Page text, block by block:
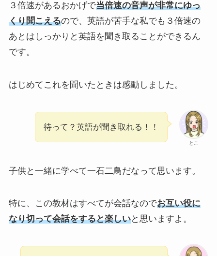
３倍速があるおかげで当倍速の音声が非常にゆっ
くり聞こえるので、英語が苦手な私でも３倍速の
あとはしっかりと英語を聞き取ることができるん
です。
はじめてこれを聞いたときは感動しました。
とこ
待って？英語が聞き取れる！！
子供と一緒に学べて一石二鳥だなって思います。
特に、この教材はすべてが会話なのでお互い役に
なり切って会話をすると楽しいと思いますよ。